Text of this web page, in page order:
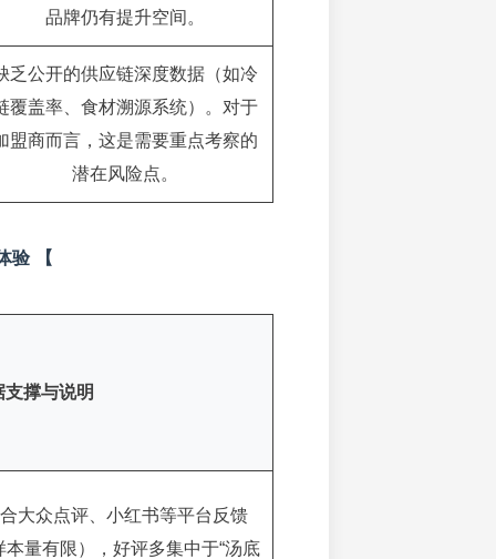
品牌仍有提升空间。
乏公开的供应链深度数据（如冷
覆盖率、食材溯源系统）。对于
盟商而言，这是需要重点考察的
潜在风险点。
验 【
支撑与说明
大众点评、小红书等平台反馈
本量有限），好评多集中于“汤底